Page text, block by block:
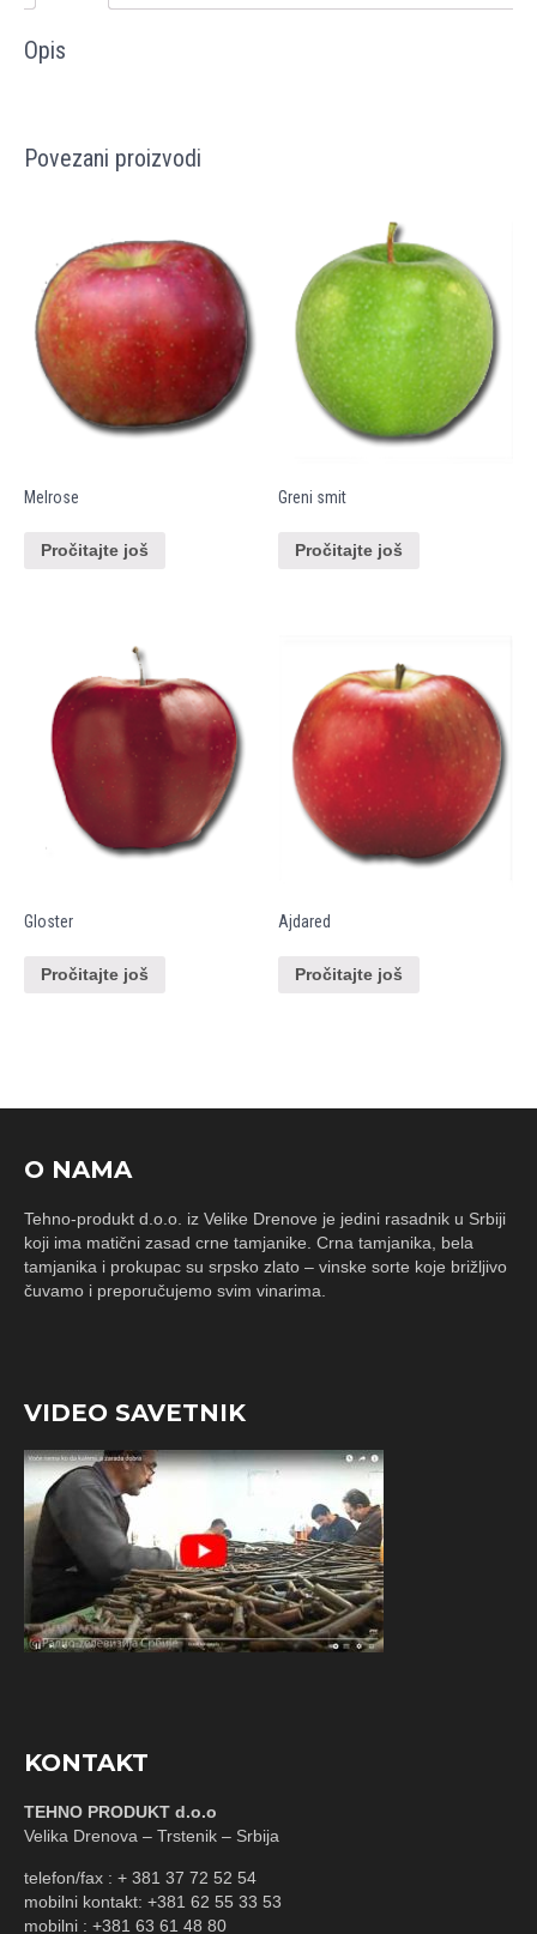
Opis
Povezani proizvodi
Melrose
Pročitajte još
Greni smit
Pročitajte još
Gloster
Pročitajte još
Ajdared
Pročitajte još
O NAMA
Tehno-produkt d.o.o. iz Velike Drenove je jedini rasadnik u Srbiji
koji ima matični zasad crne tamjanike. Crna tamjanika, bela
tamjanika i prokupac su srpsko zlato – vinske sorte koje brižljivo
čuvamo i preporučujemo svim vinarima.
VIDEO SAVETNIK
KONTAKT
TEHNO PRODUKT d.o.o
Velika Drenova – Trstenik – Srbija
telefon/fax : + 381 37 72 52 54
mobilni kontakt: +381 62 55 33 53
mobilni : +381 63 61 48 80